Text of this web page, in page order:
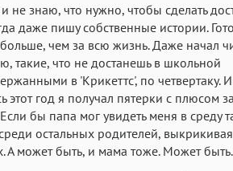
не знаю, что нужно, чтобы сделать
даже пишу собственные истории.
чем за всю жизнь. Даже начал
такие, что не достанешь в школьной
в 'Крикеттс', по четвертаку.
этот год я получал пятерки с плюсом
бы папа мог увидеть меня в среду
остальных родителей,
А может быть, и мама тоже. Может быть.